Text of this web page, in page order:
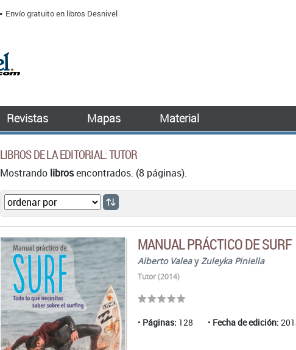
Envío gratuito en libros Desnivel
Revistas Mapas Material
LIBROS DE LA EDITORIAL: TUTOR
Mostrando librosencontrados. (8 páginas).
MANUAL PRÁCTICO DE SURF
Alberto ValeayZuleyka Piniella
Tutor (2014)
Páginas: 128 Fecha de edición: